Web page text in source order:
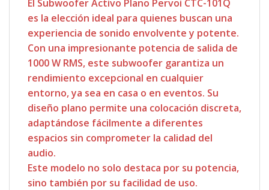
El Subwoofer Activo Plano Pervoi CTC-101Q
es la elección ideal para quienes buscan una
experiencia de sonido envolvente y potente.
Con una impresionante potencia de salida de
1000 W RMS, este subwoofer garantiza un
rendimiento excepcional en cualquier
entorno, ya sea en casa o en eventos. Su
diseño plano permite una colocación discreta,
adaptándose fácilmente a diferentes
espacios sin comprometer la calidad del
audio.
Este modelo no solo destaca por su potencia,
sino también por su facilidad de uso.